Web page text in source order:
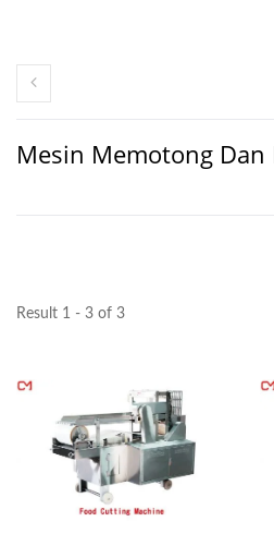
Mesin Memotong
Result 1 - 3 of 3